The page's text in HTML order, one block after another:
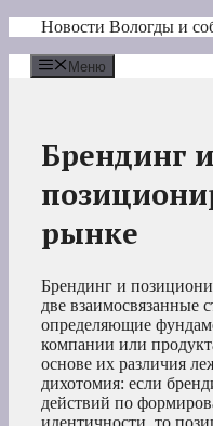
Перейти
содержимому
Новости Вологды и
Меню
Брендинг и
рынке
Брендинг и
две взаимосвязанные
определяющие
компании или
основе их различия
дихотомия: если
действий по